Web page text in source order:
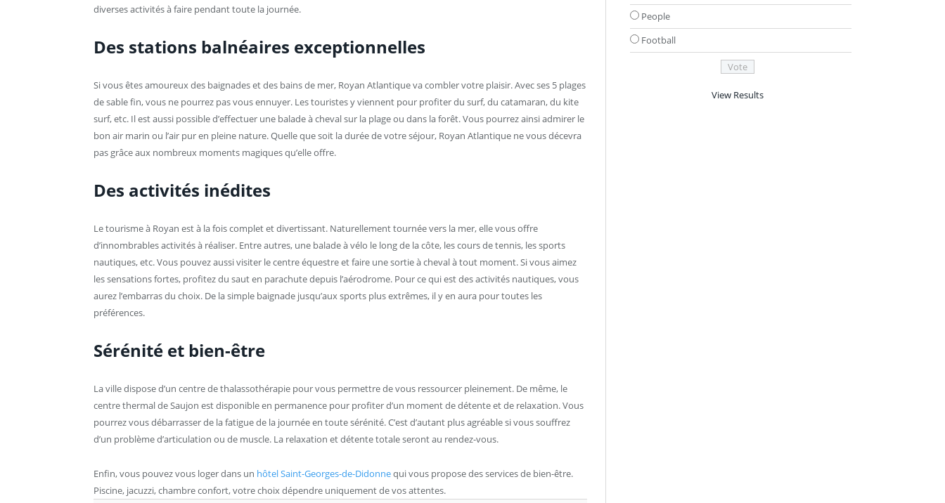
diverses activités à faire pendant toute la journée.
Des stations balnéaires exceptionnelles
Si vous êtes amoureux des baignades et des bains de mer, Royan Atlantique va combler votre plaisir. Avec ses 5 plages
de sable fin, vous ne pourrez pas vous ennuyer. Les touristes y viennent pour profiter du surf, du catamaran, du kite
surf, etc. Il est aussi possible d’effectuer une balade à cheval sur la plage ou dans la forêt. Vous pourrez ainsi admirer le
bon air marin ou l’air pur en pleine nature. Quelle que soit la durée de votre séjour, Royan Atlantique ne vous décevra
pas grâce aux nombreux moments magiques qu’elle offre.
Des activités inédites
Le tourisme à Royan est à la fois complet et divertissant. Naturellement tournée vers la mer, elle vous offre
d’innombrables activités à réaliser. Entre autres, une balade à vélo le long de la côte, les cours de tennis, les sports
nautiques, etc. Vous pouvez aussi visiter le centre équestre et faire une sortie à cheval à tout moment. Si vous aimez
les sensations fortes, profitez du saut en parachute depuis l’aérodrome. Pour ce qui est des activités nautiques, vous
aurez l’embarras du choix. De la simple baignade jusqu’aux sports plus extrêmes, il y en aura pour toutes les
préférences.
Sérénité et bien-être
La ville dispose d’un centre de thalassothérapie pour vous permettre de vous ressourcer pleinement. De même, le
centre thermal de Saujon est disponible en permanence pour profiter d’un moment de détente et de relaxation. Vous
pourrez vous débarrasser de la fatigue de la journée en toute sérénité. C’est d’autant plus agréable si vous souffrez
d’un problème d’articulation ou de muscle. La relaxation et détente totale seront au rendez-vous.
Enfin, vous pouvez vous loger dans un hôtel Saint-Georges-de-Didonnequi vous propose des services de bien-être.
Piscine, jacuzzi, chambre confort, votre choix dépendre uniquement de vos attentes.
People
Football
View Results